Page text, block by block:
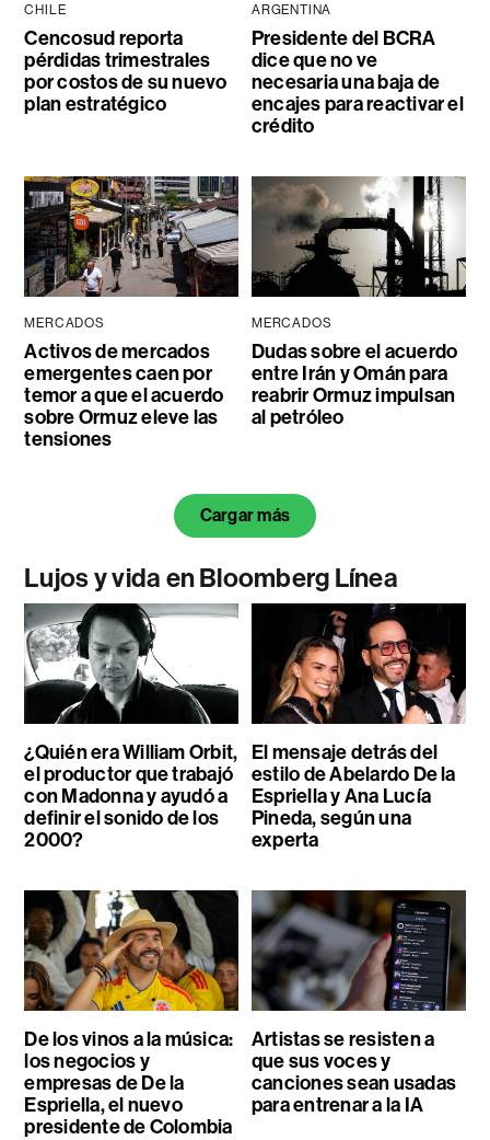
CHILE
Cencosud reporta
pérdidas trimestrales
por costos de su nuevo
plan estratégico
ARGENTINA
Presidente del BCRA
dice que no ve
necesaria una baja de
encajes para reactivar el
crédito
MERCADOS
Activos de mercados
emergentes caen por
temor a que el acuerdo
sobre Ormuz eleve las
tensiones
MERCADOS
Dudas sobre el acuerdo
entre Irán y Omán para
reabrir Ormuz impulsan
al petróleo
Cargar más
Lujos y vida en Bloomberg Línea
¿Quién era William Orbit,
el productor que trabajó
con Madonna y ayudó a
definir el sonido de los
2000?
El mensaje detrás del
estilo de Abelardo De la
Espriella y Ana Lucía
Pineda, según una
experta
De los vinos a la música:
los negocios y
empresas de De la
Espriella, el nuevo
presidente de Colombia
Artistas se resisten a
que sus voces y
canciones sean usadas
para entrenar a la IA